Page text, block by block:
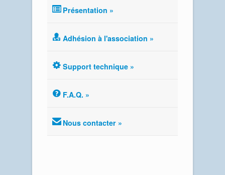
Présentation »
Adhésion à l'association »
Support technique »
F.A.Q. »
Nous contacter »